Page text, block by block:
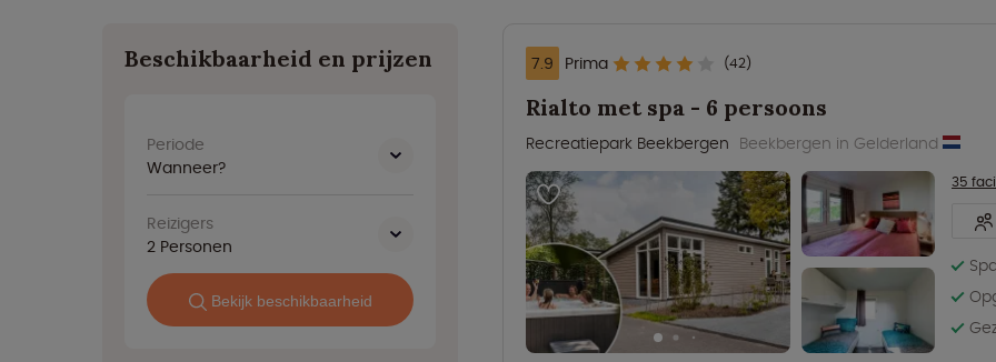
Beschikbaarheid en prijzen
Periode
Wanneer?
Reizigers
2 Personen
Bekijk beschikbaarheid
7.9 Prima (42)
Rialto met spa - 6 persoons
Recreatiepark Beekbergen Beekbergen in Gelderland
35